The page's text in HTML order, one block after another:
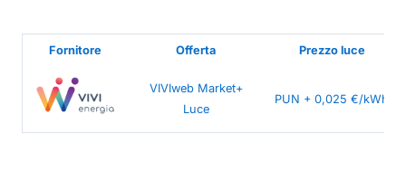
Fornitore Offerta Prezzo luce
VIVIweb Market+
Luce
PUN + 0,025 €/kWh